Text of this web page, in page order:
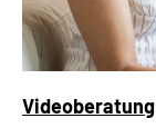
Videoberatung